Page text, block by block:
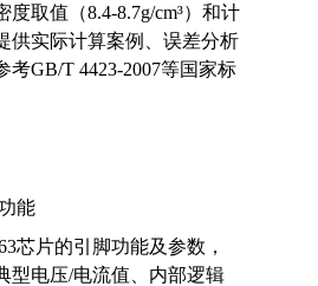
取值（8.4-8.7g/cm³）和计
供实际计算案例、误差分析
考GB/T 4423-2007等国家标
能
芯片的引脚功能及参数，
型电压/电流值、内部逻辑